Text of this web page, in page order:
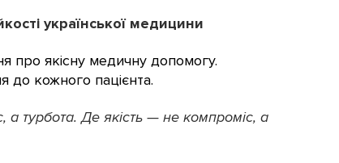
української медицини
про якісну медичну допомогу.
до кожного пацієнта.
а турбота. Де якість — не компроміс, а